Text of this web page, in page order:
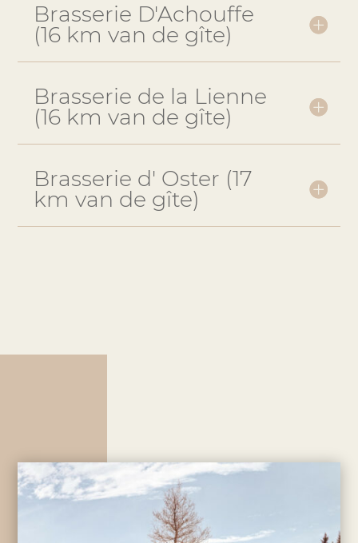
Brasserie D'Achouffe
(16 km van de gîte)
Brasserie de la Lienne
(16 km van de gîte)
Brasserie d' Oster (17
km van de gîte)